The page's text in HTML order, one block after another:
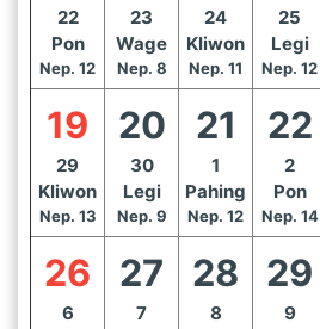
22
Pon
Nep. 12
23
Wage
Nep. 8
24
Kliwon
Nep. 11
25
Legi
Nep. 12
19
29
Kliwon
Nep. 13
20
30
Legi
Nep. 9
21
1
Pahing
Nep. 12
22
2
Pon
Nep. 14
26
6
27
7
28
8
29
9